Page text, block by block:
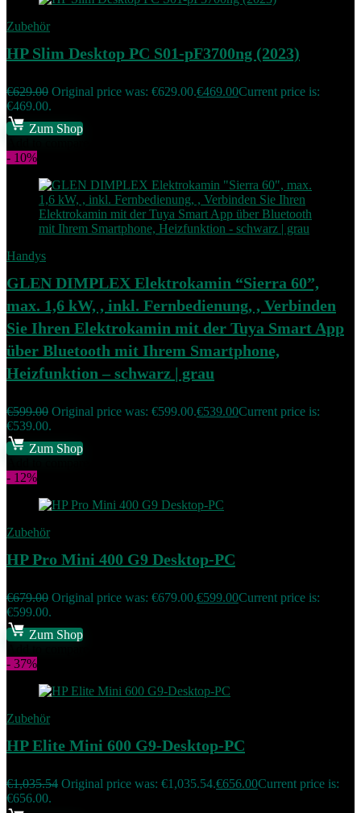
Zubehör
HP Slim Desktop PC S01-pF3700ng (2023)
€629.00 Original price was: €629.00.€469.00Current price is:
€469.00.
Zum Shop
- 10%
Handys
GLEN DIMPLEX Elektrokamin “Sierra 60”,
max. 1,6 kW, , inkl. Fernbedienung, , Verbinden
Sie Ihren Elektrokamin mit der Tuya Smart App
über Bluetooth mit Ihrem Smartphone,
Heizfunktion – schwarz | grau
€599.00 Original price was: €599.00.€539.00Current price is:
€539.00.
Zum Shop
- 12%
Zubehör
HP Pro Mini 400 G9 Desktop-PC
€679.00 Original price was: €679.00.€599.00Current price is:
€599.00.
Zum Shop
- 37%
Zubehör
HP Elite Mini 600 G9-Desktop-PC
€1,035.54 Original price was: €1,035.54.€656.00Current price is:
€656.00.